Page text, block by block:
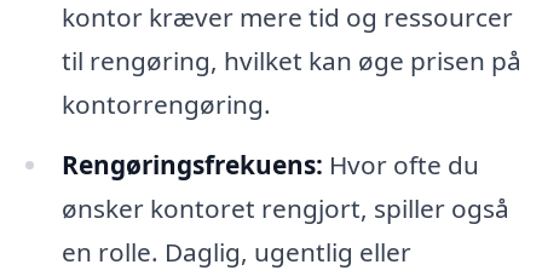
kontor kræver mere tid og ressourcer
til rengøring, hvilket kan øge prisen på
kontorrengøring.
Rengøringsfrekuens: Hvor ofte du
ønsker kontoret rengjort, spiller også
en rolle. Daglig, ugentlig eller